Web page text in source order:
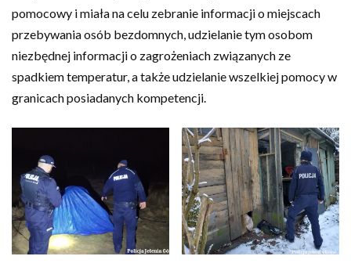
pomocowy i miała na celu zebranie informacji o miejscach
przebywania osób bezdomnych, udzielanie tym osobom
niezbędnej informacji o zagrożeniach związanych ze
spadkiem temperatur, a także udzielanie wszelkiej pomocy w
granicach posiadanych kompetencji.